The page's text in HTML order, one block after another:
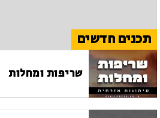
תכנים חדשים
שריפות ומחלות